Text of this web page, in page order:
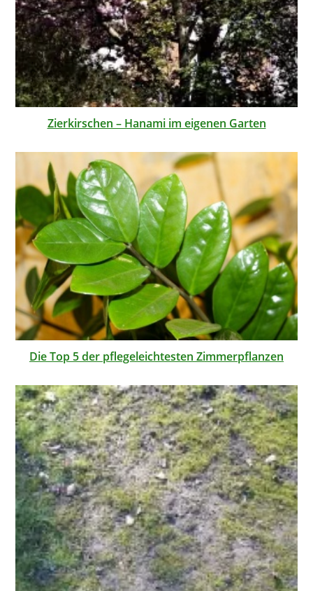
Zierkirschen – Hanami im eigenen Garten
Die Top 5 der pflegeleichtesten Zimmerpflanzen